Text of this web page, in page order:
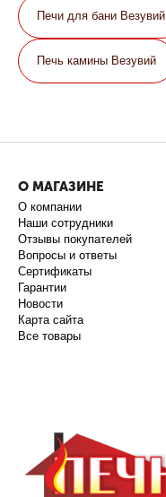
Печи для бани Везувий
Печь камины Везувий
О МАГАЗИНЕ
О компании
Наши сотрудники
Отзывы покупателей
Вопросы и ответы
Сертификаты
Гарантии
Новости
Карта сайта
Все товары